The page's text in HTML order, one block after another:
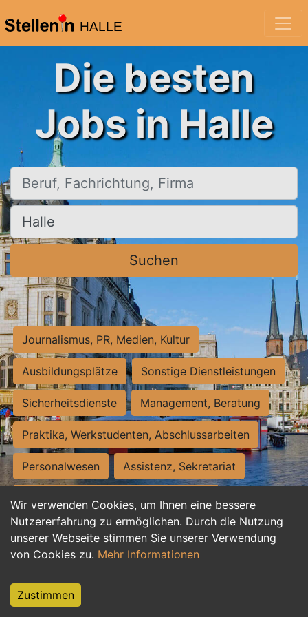
HALLE
Wir verwenden Cookies, um Ihnen eine bessere
Nutzererfahrung zu ermöglichen. Durch die Nutzung
unserer Webseite stimmen Sie unserer Verwendung
von Cookies zu. Mehr Informationen
Zustimmen
Die besten
Jobs in Halle
Beruf, Fachrichtung, Firma
Ort, Stadt
Suchen
Journalismus, PR, Medien, Kultur
Ausbildungsplätze Sonstige Dienstleistungen
Sicherheitsdienste Management, Beratung
Praktika, Werkstudenten, Abschlussarbeiten
Personalwesen Assistenz, Sekretariat
Hilfskräfte, Aushilfs- und Nebenjobs
Einkauf, Logistik, Materialwirtschaft
Weiterbildung, Studium, duale Ausbildung
Tourismus